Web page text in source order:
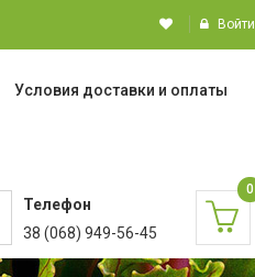
Войти
Условия доставки и оплаты
Телефон
38 (068) 949-56-45
0